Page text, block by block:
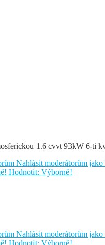
1.6 cvvt 93kW 6-ti
Nahlásit moderátorům
Hodnotit: Výborně!
Nahlásit moderátorům
Hodnotit: Výborně!